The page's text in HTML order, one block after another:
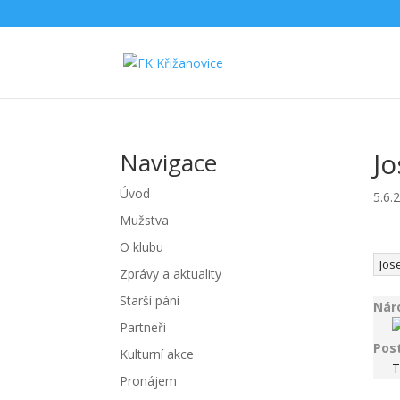
Navigace
Úvod
Mužstva
O klubu
Zprávy a aktuality
Starší páni
Partneři
Kulturní akce
Pronájem